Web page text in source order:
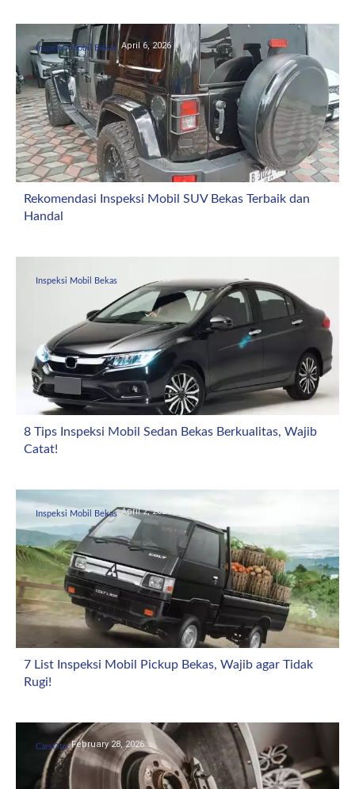
Inspeksi Mobil Bekas April 6, 2026
Rekomendasi Inspeksi Mobil SUV Bekas Terbaik dan
Handal
Inspeksi Mobil Bekas April 4, 2026
8 Tips Inspeksi Mobil Sedan Bekas Berkualitas, Wajib
Catat!
Inspeksi Mobil Bekas April 2, 2026
7 List Inspeksi Mobil Pickup Bekas, Wajib agar Tidak
Rugi!
CarsOto February 28, 2026